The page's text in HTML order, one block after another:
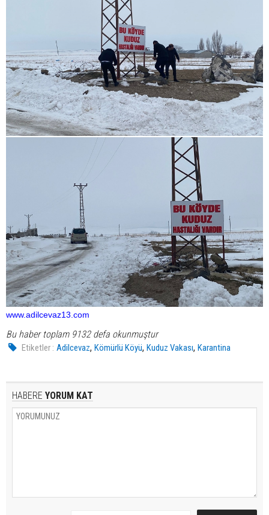
www.adilcevaz13.com
Bu haber toplam 9132 defa okunmuştur
Etiketler : Adilcevaz,Kömürlü Köyü,Kuduz Vakası,Karantina
HABERE YORUM KAT